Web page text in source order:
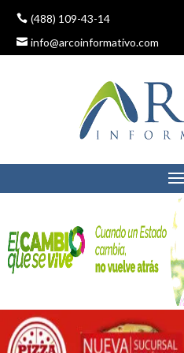
(488) 109-43-14
info@arcoinformativo.com
DETIENE LA